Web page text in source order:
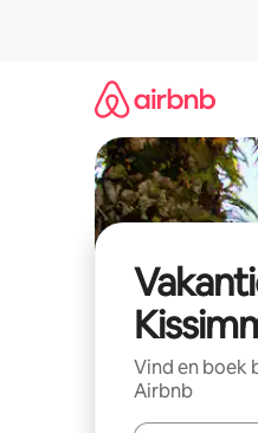
Vind en boek
Airbnb